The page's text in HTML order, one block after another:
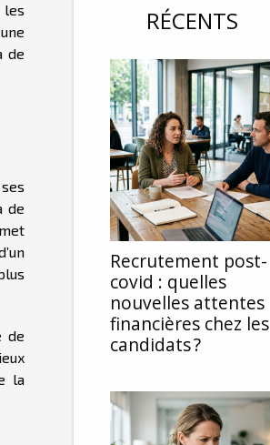
les
de
de
de
la
RÉCENTS
Recrutement post-
covid : quelles
nouvelles attentes
financières chez les
candidats ?